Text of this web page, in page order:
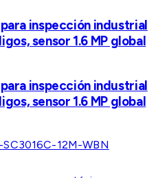
inspección industrial
sensor 1.6 MP global
inspección industrial
sensor 1.6 MP global
SC3016C-12M-WBN